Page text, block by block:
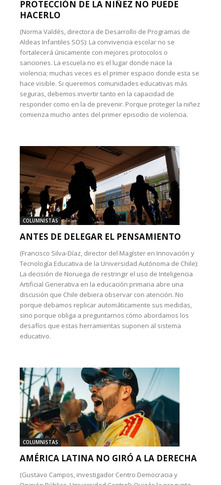
PROTECCIÓN DE LA NIÑEZ NO PUEDE
HACERLO
(Norma Valdés, directora de Desarrollo de Programas de
Aldeas Infantiles SOS): La convivencia escolar no se
fortalecerá únicamente con mejores protocolos o
sanciones. La escuela no es el lugar donde nace la
violencia; muchas veces es el primer espacio donde esta se
hace visible. Si queremos comunidades educativas más
seguras, debemos invertir tanto en la capacidad de
responder como en la de prevenir. Porque proteger la niñez
comienza mucho antes del primer episodio de violencia.
COLUMNISTAS
ANTES DE DELEGAR EL PENSAMIENTO
(Francisco Silva-Díaz, director del Magíster en Innovación y
Tecnología Educativa de la Universidad Autónoma de Chile):
La decisión de Noruega de restringir el uso de Inteligencia
Artificial Generativa en la educación primaria abre una
discusión que Chile debiera observar con atención. No
porque debamos replicar automáticamente sus medidas,
sino porque obliga a preguntarnos cómo abordamos los
desafíos que estas herramientas suponen al sistema
educativo.
COLUMNISTAS
AMÉRICA LATINA NO GIRÓ A LA DERECHA
(Gustavo Campos, investigador Centro Democracia y